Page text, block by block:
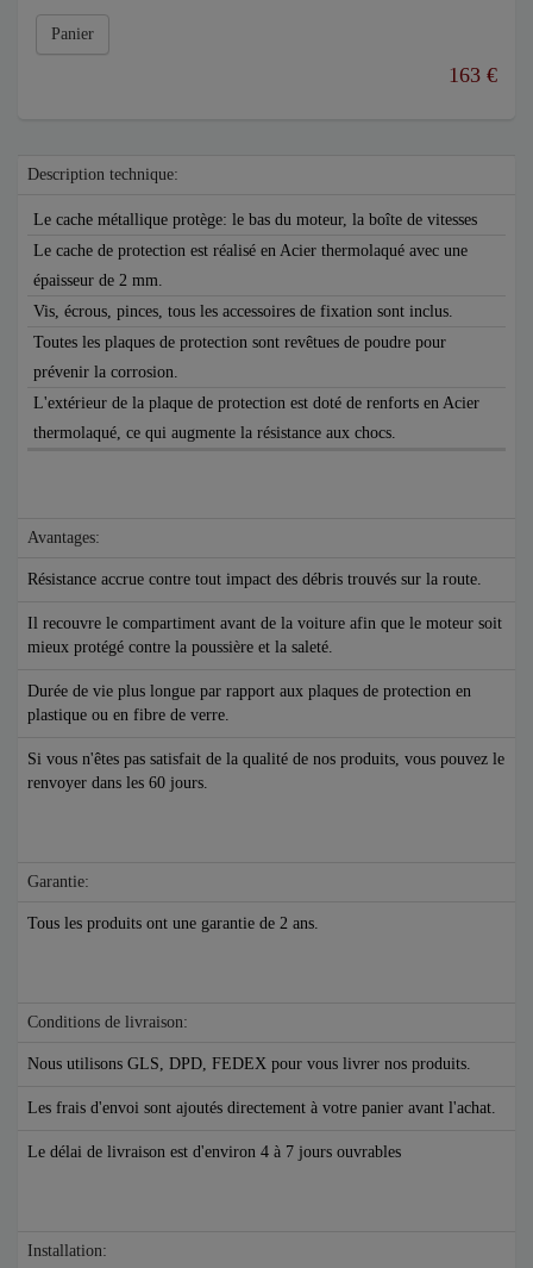
Panier
163 €
Description technique:
Le cache métallique protège: le bas du moteur, la boîte de vitesses
Le cache de protection est réalisé en Acier thermolaqué avec une
épaisseur de 2 mm.
Vis, écrous, pinces, tous les accessoires de fixation sont inclus.
Toutes les plaques de protection sont revêtues de poudre pour
prévenir la corrosion.
L'extérieur de la plaque de protection est doté de renforts en Acier
thermolaqué, ce qui augmente la résistance aux chocs.
Avantages:
Résistance accrue contre tout impact des débris trouvés sur la route.
Il recouvre le compartiment avant de la voiture afin que le moteur soit
mieux protégé contre la poussière et la saleté.
Durée de vie plus longue par rapport aux plaques de protection en
plastique ou en fibre de verre.
Si vous n'êtes pas satisfait de la qualité de nos produits, vous pouvez le
renvoyer dans les 60 jours.
Garantie:
Tous les produits ont une garantie de 2 ans.
Conditions de livraison:
Nous utilisons GLS, DPD, FEDEX pour vous livrer nos produits.
Les frais d'envoi sont ajoutés directement à votre panier avant l'achat.
Le délai de livraison est d'environ 4 à 7 jours ouvrables
Installation: